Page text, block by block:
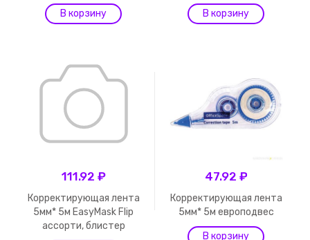
111.92 ₽
Корректирующая лента
5мм* 5м EasyMask Flip
ассорти, блистер
47.92 ₽
Корректирующая лента
5мм* 5м европодвес